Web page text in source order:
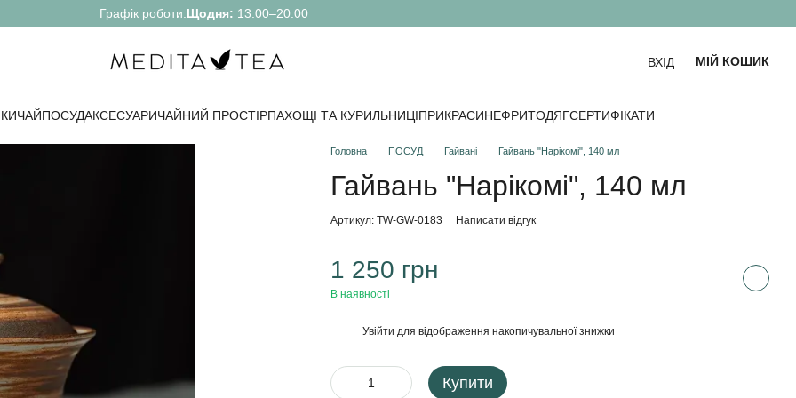
Графік роботи:Щодня: 13:00–20:00
ВХІД МІЙ КОШИК
ЧАЙПОСУДАКСЕСУАРИЧАЙНИЙ ПРОСТІРПАХОЩІ ТА КУРИЛЬНИЦІПРИКРАСИНЕФРИТОДЯГСЕРТИФІКАТИ
Головна ПОСУД Гайвані Гайвань "Нарікомі", 140 мл
Гайвань "Нарікомі", 140 мл
Артикул: TW-GW-0183 Написати відгук
1 250 грн
В наявності
Увійти для відображення накопичувальної знижки
Купити